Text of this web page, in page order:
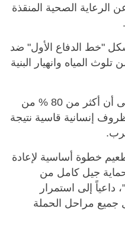
الصحية المنقذة
"خط الدفاع الأول" ضد
المياه وانهيار البنية
وتشير تقديرات الأمم المتحدة إلى أن أكثر من 80 % من
إنسانية قاسية نتيجة
خطوة أساسية لإعادة
جيل كامل من
داعياً إلى استمرار
جميع مراحل الحملة